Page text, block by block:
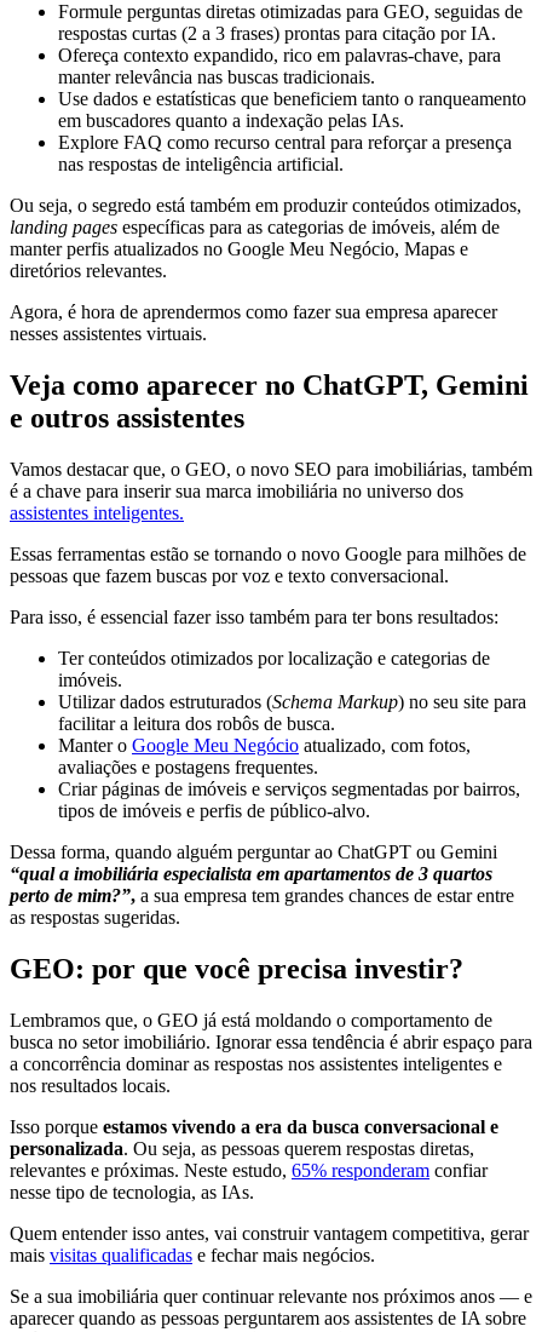
Formule perguntas diretas otimizadas para GEO, seguidas de
respostas curtas (2 a 3 frases) prontas para citação por IA.
Ofereça contexto expandido, rico em palavras-chave, para
manter relevância nas buscas tradicionais.
Use dados e estatísticas que beneficiem tanto o ranqueamento
em buscadores quanto a indexação pelas IAs.
Explore FAQ como recurso central para reforçar a presença
nas respostas de inteligência artificial.
Ou seja, o segredo está também em produzir conteúdos otimizados,
landing pages específicas para as categorias de imóveis, além de
manter perfis atualizados no Google Meu Negócio, Mapas e
diretórios relevantes.
Agora, é hora de aprendermos como fazer sua empresa aparecer
nesses assistentes virtuais.
Veja como aparecer no ChatGPT, Gemini
e outros assistentes
Vamos destacar que, o GEO, o novo SEO para imobiliárias, também
é a chave para inserir sua marca imobiliária no universo dos
assistentes inteligentes.
Essas ferramentas estão se tornando o novo Google para milhões de
pessoas que fazem buscas por voz e texto conversacional.
Para isso, é essencial fazer isso também para ter bons resultados:
Ter conteúdos otimizados por localização e categorias de
imóveis.
Utilizar dados estruturados (Schema Markup) no seu site para
facilitar a leitura dos robôs de busca.
Manter o Google Meu Negócio atualizado, com fotos,
avaliações e postagens frequentes.
Criar páginas de imóveis e serviços segmentadas por bairros,
tipos de imóveis e perfis de público-alvo.
Dessa forma, quando alguém perguntar ao ChatGPT ou Gemini
“qual a imobiliária especialista em apartamentos de 3 quartos
perto de mim?”, a sua empresa tem grandes chances de estar entre
as respostas sugeridas.
GEO: por que você precisa investir?
Lembramos que, o GEO já está moldando o comportamento de
busca no setor imobiliário. Ignorar essa tendência é abrir espaço para
a concorrência dominar as respostas nos assistentes inteligentes e
nos resultados locais.
Isso porque estamos vivendo a era da busca conversacional e
personalizada. Ou seja, as pessoas querem respostas diretas,
relevantes e próximas. Neste estudo, 65% responderam confiar
nesse tipo de tecnologia, as IAs.
Quem entender isso antes, vai construir vantagem competitiva, gerar
mais visitas qualificadas e fechar mais negócios.
Se a sua imobiliária quer continuar relevante nos próximos anos — e
aparecer quando as pessoas perguntarem aos assistentes de IA sobre